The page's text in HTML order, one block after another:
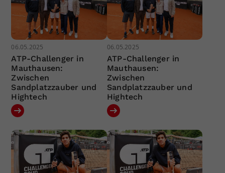
06.05.2025
ATP-Challenger in
Mauthausen:
Zwischen
Sandplatzzauber und
Hightech
06.05.2025
ATP-Challenger in
Mauthausen:
Zwischen
Sandplatzzauber und
Hightech